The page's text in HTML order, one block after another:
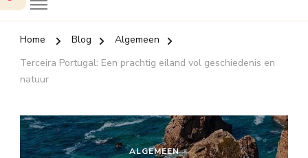
Home Blog
Algemeen
Terceira Portugal: Een prachtig eiland vol geschiedenis en
natuur
ALGEMEEN